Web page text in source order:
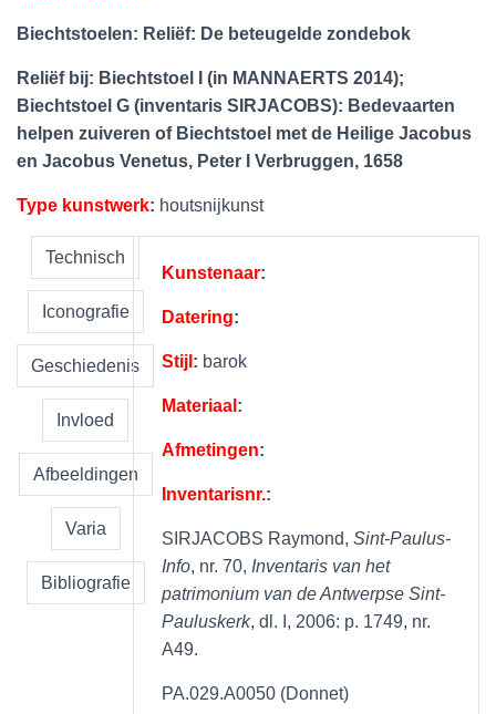
Biechtstoelen: Reliëf: De beteugelde zondebok
Reliëf bij: Biechtstoel I (in MANNAERTS 2014);
Biechtstoel G (inventaris SIRJACOBS): Bedevaarten
helpen zuiveren of Biechtstoel met de Heilige Jacobus
en Jacobus Venetus, Peter I Verbruggen, 1658
Type kunstwerk: houtsnijkunst
Technisch
Iconografie
Geschiedenis
Invloed
Afbeeldingen
Varia
Bibliografie
Kunstenaar:
Datering:
Stijl : barok
Materiaal :
Afmetingen:
Inventarisnr.:
SIRJACOBS Raymond, Sint-Paulus-
Info, nr. 70, Inventaris van het
patrimonium van de Antwerpse Sint-
Pauluskerk, dl. I, 2006: p. 1749, nr.
A49.
PA.029.A0050 (Donnet)